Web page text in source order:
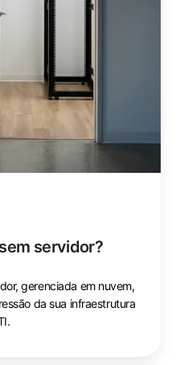
servidor?
gerenciada em nuvem,
da sua infraestrutura